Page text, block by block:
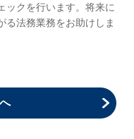
ックを行います。将来に
る法務業務をお助けしま